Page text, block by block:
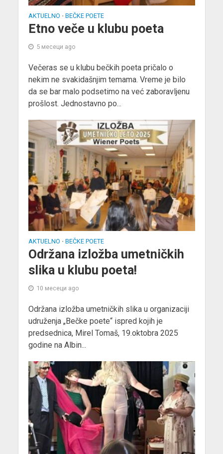
AKTUELNO • BEČKE POETE
Etno veče u klubu poeta
5 месеци ago
Večeras se u klubu bečkih poeta pričalo o
nekim ne svakidašnjim temama. Vreme je bilo
da se bar malo podsetimo na već zaboravljenu
prošlost. Jednostavno po...
AKTUELNO • BEČKE POETE
Održana izložba umetničkih
slika u klubu poeta!
10 месеци ago
Održana izložba umetničkih slika u organizaciji
udruženja „Bečke poete“ ispred kojih je
predsednica, Mirel Tomaš, 19.oktobra 2025
godine na Albin...